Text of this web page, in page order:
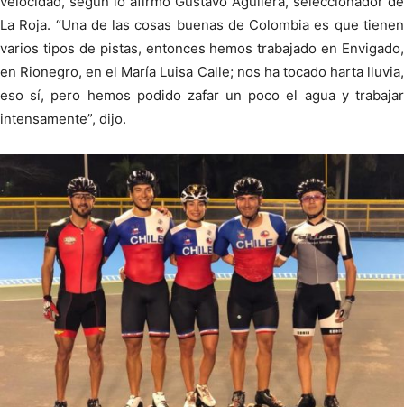
La Roja. “Una de las cosas buenas de Colombia es que tienen
varios tipos de pistas, entonces hemos trabajado en Envigado,
en Rionegro, en el María Luisa Calle; nos ha tocado harta lluvia,
eso sí, pero hemos podido zafar un poco el agua y trabajar
intensamente”, dijo.